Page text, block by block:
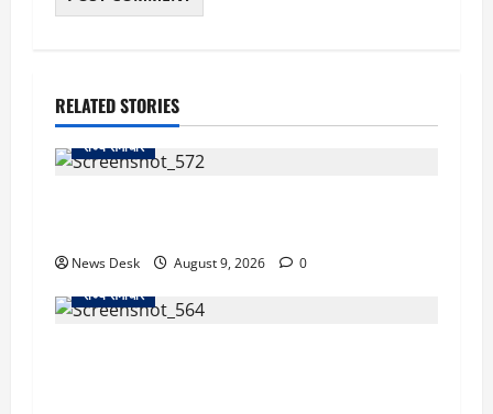
RELATED STORIES
राज्य समाचार
News Desk August 9, 2026
0
राज्य समाचार